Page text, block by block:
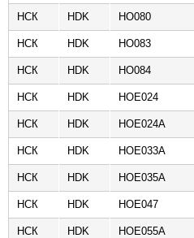
НСК HDK HO080
НСК HDK HO083
НСК HDK HO084
НСК HDK HOE024
НСК HDK HOE024A
НСК HDK HOE033A
НСК HDK HOE035A
НСК HDK HOE047
НСК HDK HOE055A